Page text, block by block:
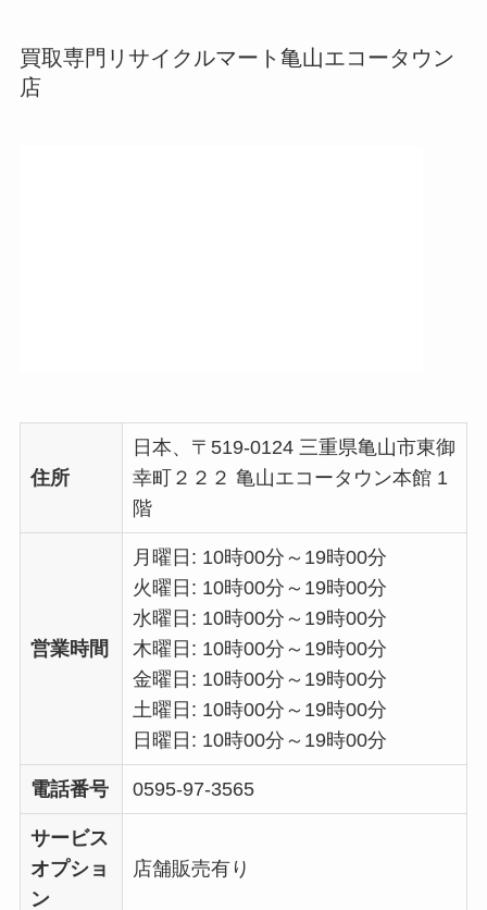
買取専門リサイクルマート亀山エコータウン
店
住所
日本、〒519-0124 三重県亀山市東御
幸町２２２ 亀山エコータウン本館 1
階
営業時間
月曜日: 10時00分～19時00分
火曜日: 10時00分～19時00分
水曜日: 10時00分～19時00分
木曜日: 10時00分～19時00分
金曜日: 10時00分～19時00分
土曜日: 10時00分～19時00分
日曜日: 10時00分～19時00分
電話番号 0595-97-3565
サービス
オプショ
ン
店舗販売有り